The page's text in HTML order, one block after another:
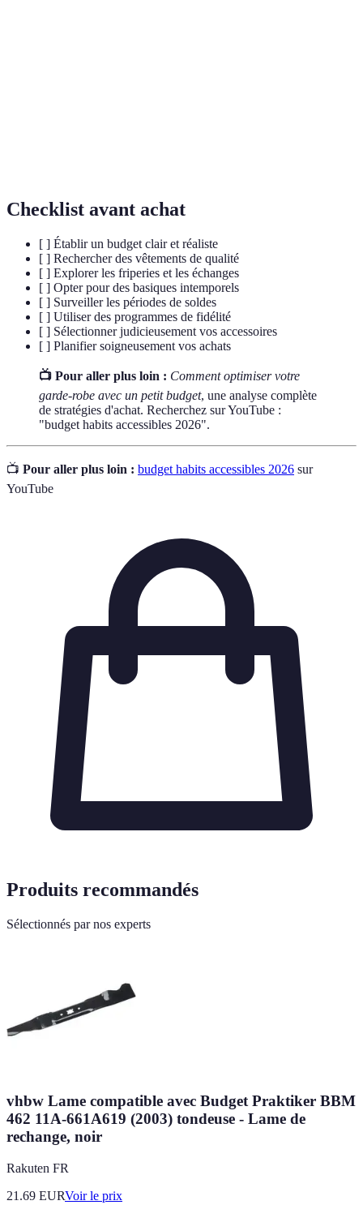
Checklist avant achat
[ ] Établir un budget clair et réaliste
[ ] Rechercher des vêtements de qualité
[ ] Explorer les friperies et les échanges
[ ] Opter pour des basiques intemporels
[ ] Surveiller les périodes de soldes
[ ] Utiliser des programmes de fidélité
[ ] Sélectionner judicieusement vos accessoires
[ ] Planifier soigneusement vos achats
📺 Pour aller plus loin : Comment optimiser votre
garde-robe avec un petit budget, une analyse complète
de stratégies d'achat. Recherchez sur YouTube :
"budget habits accessibles 2026".
📺 Pour aller plus loin : budget habits accessibles 2026 sur
YouTube
Produits recommandés
Sélectionnés par nos experts
vhbw Lame compatible avec Budget Praktiker BBM
462 11A-661A619 (2003) tondeuse - Lame de
rechange, noir
Rakuten FR
21.69 EURVoir le prix